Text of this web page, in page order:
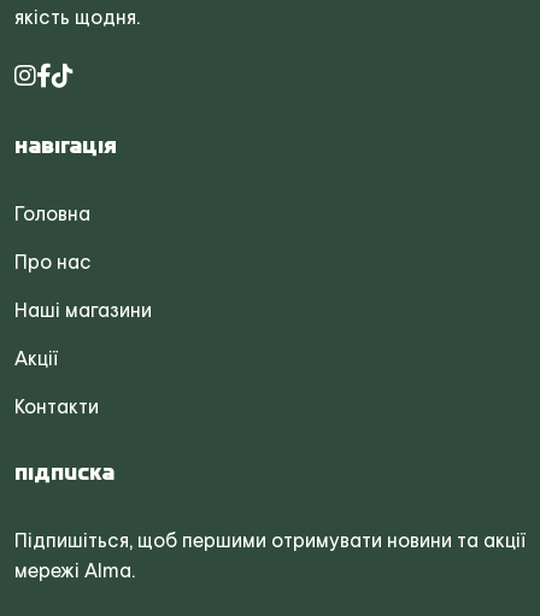
якість щодня.
Навігація
Головна
Про нас
Наші магазини
Акції
Контакти
Підписка
Підпишіться, щоб першими отримувати новини та акції
мережі Alma.